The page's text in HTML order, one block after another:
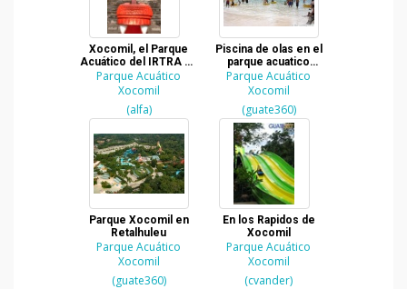
Xocomil, el Parque
Acuático del IRTRA en
Retalhuleu
Parque Acuático
Xocomil
(alfa)
Piscina de olas en el
parque acuatico
Xocomil del IRTRA
Parque Acuático
Xocomil
(guate360)
Parque Xocomil en
Retalhuleu
Parque Acuático
Xocomil
(guate360)
En los Rapidos de
Xocomil
Parque Acuático
Xocomil
(cvander)